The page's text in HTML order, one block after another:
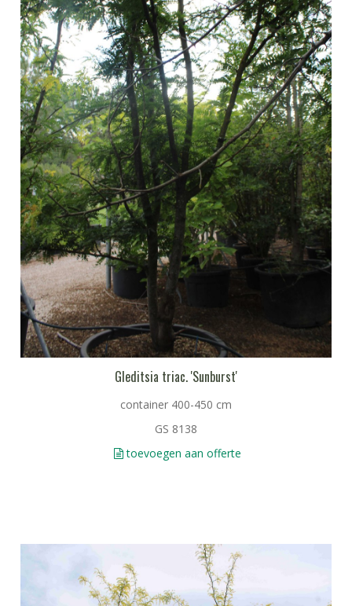
Gleditsia triac. 'Sunburst'
container 400-450 cm
GS 8138
toevoegen aan offerte